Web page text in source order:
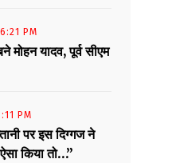
PM
यादव, पूर्व सीएम
PM
पर इस दिग्गज ने
किया तो…”